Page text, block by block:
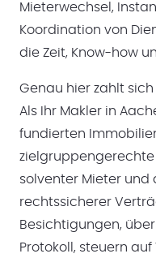
Mieterwechsel,
Koordination von
die Zeit, Know-how
Genau hier zahlt
Als Ihr Makler in
fundierten
zielgruppengerechte
solventer Mieter und
rechtssicherer
Besichtigungen,
Protokoll, steuern